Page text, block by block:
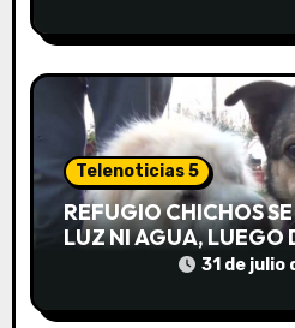
n
r
a
a
Telenoticias 5
REFUGIO CHICHOS
LUZ NI AGUA, LUEGO
CORTARA EL31 de julio